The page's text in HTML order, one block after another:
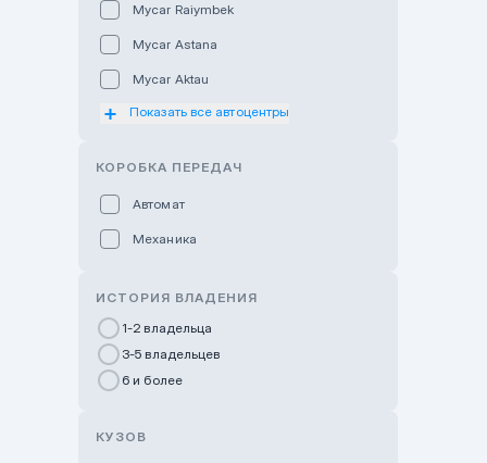
Mycar Raiymbek
Mycar Astana
Mycar Aktau
Mycar Uralsk
GWM Nurly Zhol
Chery Astana
Показать все автоцентры
КОРОБКА ПЕРЕДАЧ
Автомат
Механика
ИСТОРИЯ ВЛАДЕНИЯ
1-2 владельца
3-5 владельцев
6 и более
КУЗОВ